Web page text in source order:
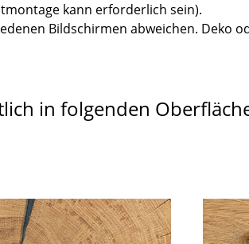
kann erforderlich sein).
Bildschirmen abweichen. Deko
in folgenden